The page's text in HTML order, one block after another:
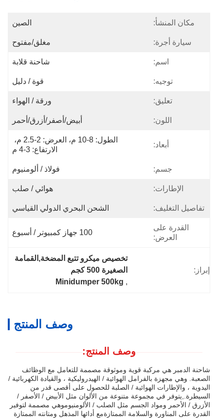
مكان المنشأ: الصين
سيارة أجرة: مغلق/مفتوح
اسم: شاحنة قلابة
توجيه: قوة / دليل
تعليق: ورقة / الهواء
اللون: أبيض/أصفر/أزرق/أحمر
أبعاد:
الطول: 8-10 م، العرض: 2-2.5 م،
الارتفاع: 3-4 م
جسم: فولاذ / ألومنيوم
الإطارات: هوائي / صلب
تفاصيل التغليف: الشحن البحري الدولي القياسي
القدرة على
العرض:
100 جهاز كمبيوتر / أسبوع
إبراز:
تخصيص ميكرو تتبع المضخة,القمامة
الصغيرة 500 كجم
,
Minidumper 500kg
وصف المنتج
وصف المنتج:
شاحنة الدمبر هي مركبة قوية وموثوقة مصممة للتعامل مع الوظائف
الصعبة. وهي مجهزة بالفرامل الهوائية / الهيدروليكية ، والقيادة الكهربائية /
اليدوية ، والإطارات الهوائية / الصلبة للحصول على أقصى قدر من
السيطرة.,يتوفر في مجموعة متنوعة من الألوان مثل الأبيض / الأصفر /
الأزرق / الأحمر ومواد الجسم مثل الصلب / الألومنيوموهي مصممة لتوفير
القدرة على المناورة والسلامة الممتازةمع أدائها المذهل ومتانته الممتازة